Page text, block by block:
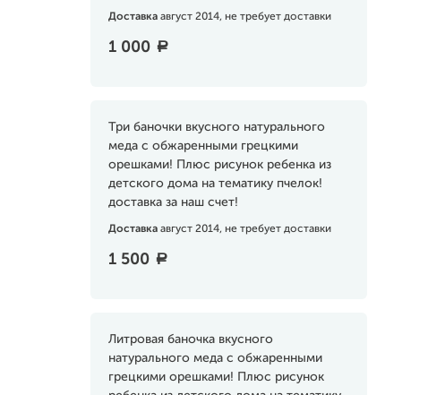
Доставка август 2014, не требует доставки
1 000 a
Три баночки вкусного натурального
меда с обжаренными грецкими
орешками! Плюс рисунок ребенка из
детского дома на тематику пчелок!
доставка за наш счет!
Доставка август 2014, не требует доставки
1 500 a
Литровая баночка вкусного
натурального меда с обжаренными
грецкими орешками! Плюс рисунок